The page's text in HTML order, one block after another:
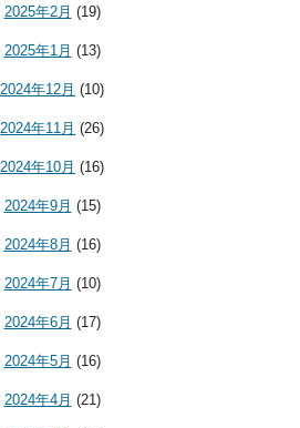
2025年2月 (19)
2025年1月 (13)
2024年12月 (10)
2024年11月 (26)
2024年10月 (16)
2024年9月 (15)
2024年8月 (16)
2024年7月 (10)
2024年6月 (17)
2024年5月 (16)
2024年4月 (21)